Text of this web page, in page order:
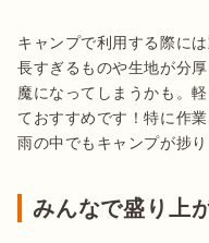
キャンプで利用する際に
長すぎるものや生地が分
魔になってしまうかも。
ておすすめです！特に作
雨の中でもキャンプが捗り
みんなで盛り上